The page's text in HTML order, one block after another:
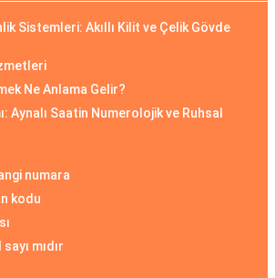
Sistemleri: Akıllı Kilit ve Çelik Gövde
Ne Anlama Gelir?
Aynalı Saatin Numerolojik ve Ruhsal
numara
kodu
mıdır